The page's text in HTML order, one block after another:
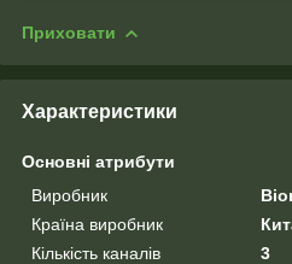
Приховати
Характеристики
Основні атрибути
Виробник
Країна виробник
Кількість каналів
3